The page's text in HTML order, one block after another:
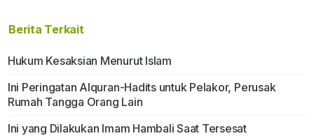
Berita Terkait
Hukum Kesaksian Menurut Islam
Ini Peringatan Alquran-Hadits untuk Pelakor, Perusak
Rumah Tangga Orang Lain
Ini yang Dilakukan Imam Hambali Saat Tersesat